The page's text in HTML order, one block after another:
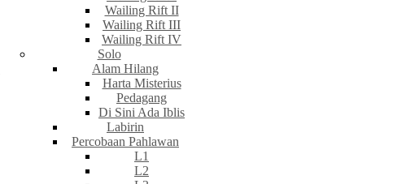
Wailing Rift II
Wailing Rift III
Wailing Rift IV
Solo
Alam Hilang
Harta Misterius
Pedagang
Di Sini Ada Iblis
Labirin
Percobaan Pahlawan
L1
L2